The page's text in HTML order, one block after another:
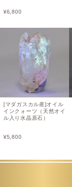
¥6,800
[マダガスカル産]オイル
インクォーツ（天然オイ
ル入り水晶原石）
¥5,800